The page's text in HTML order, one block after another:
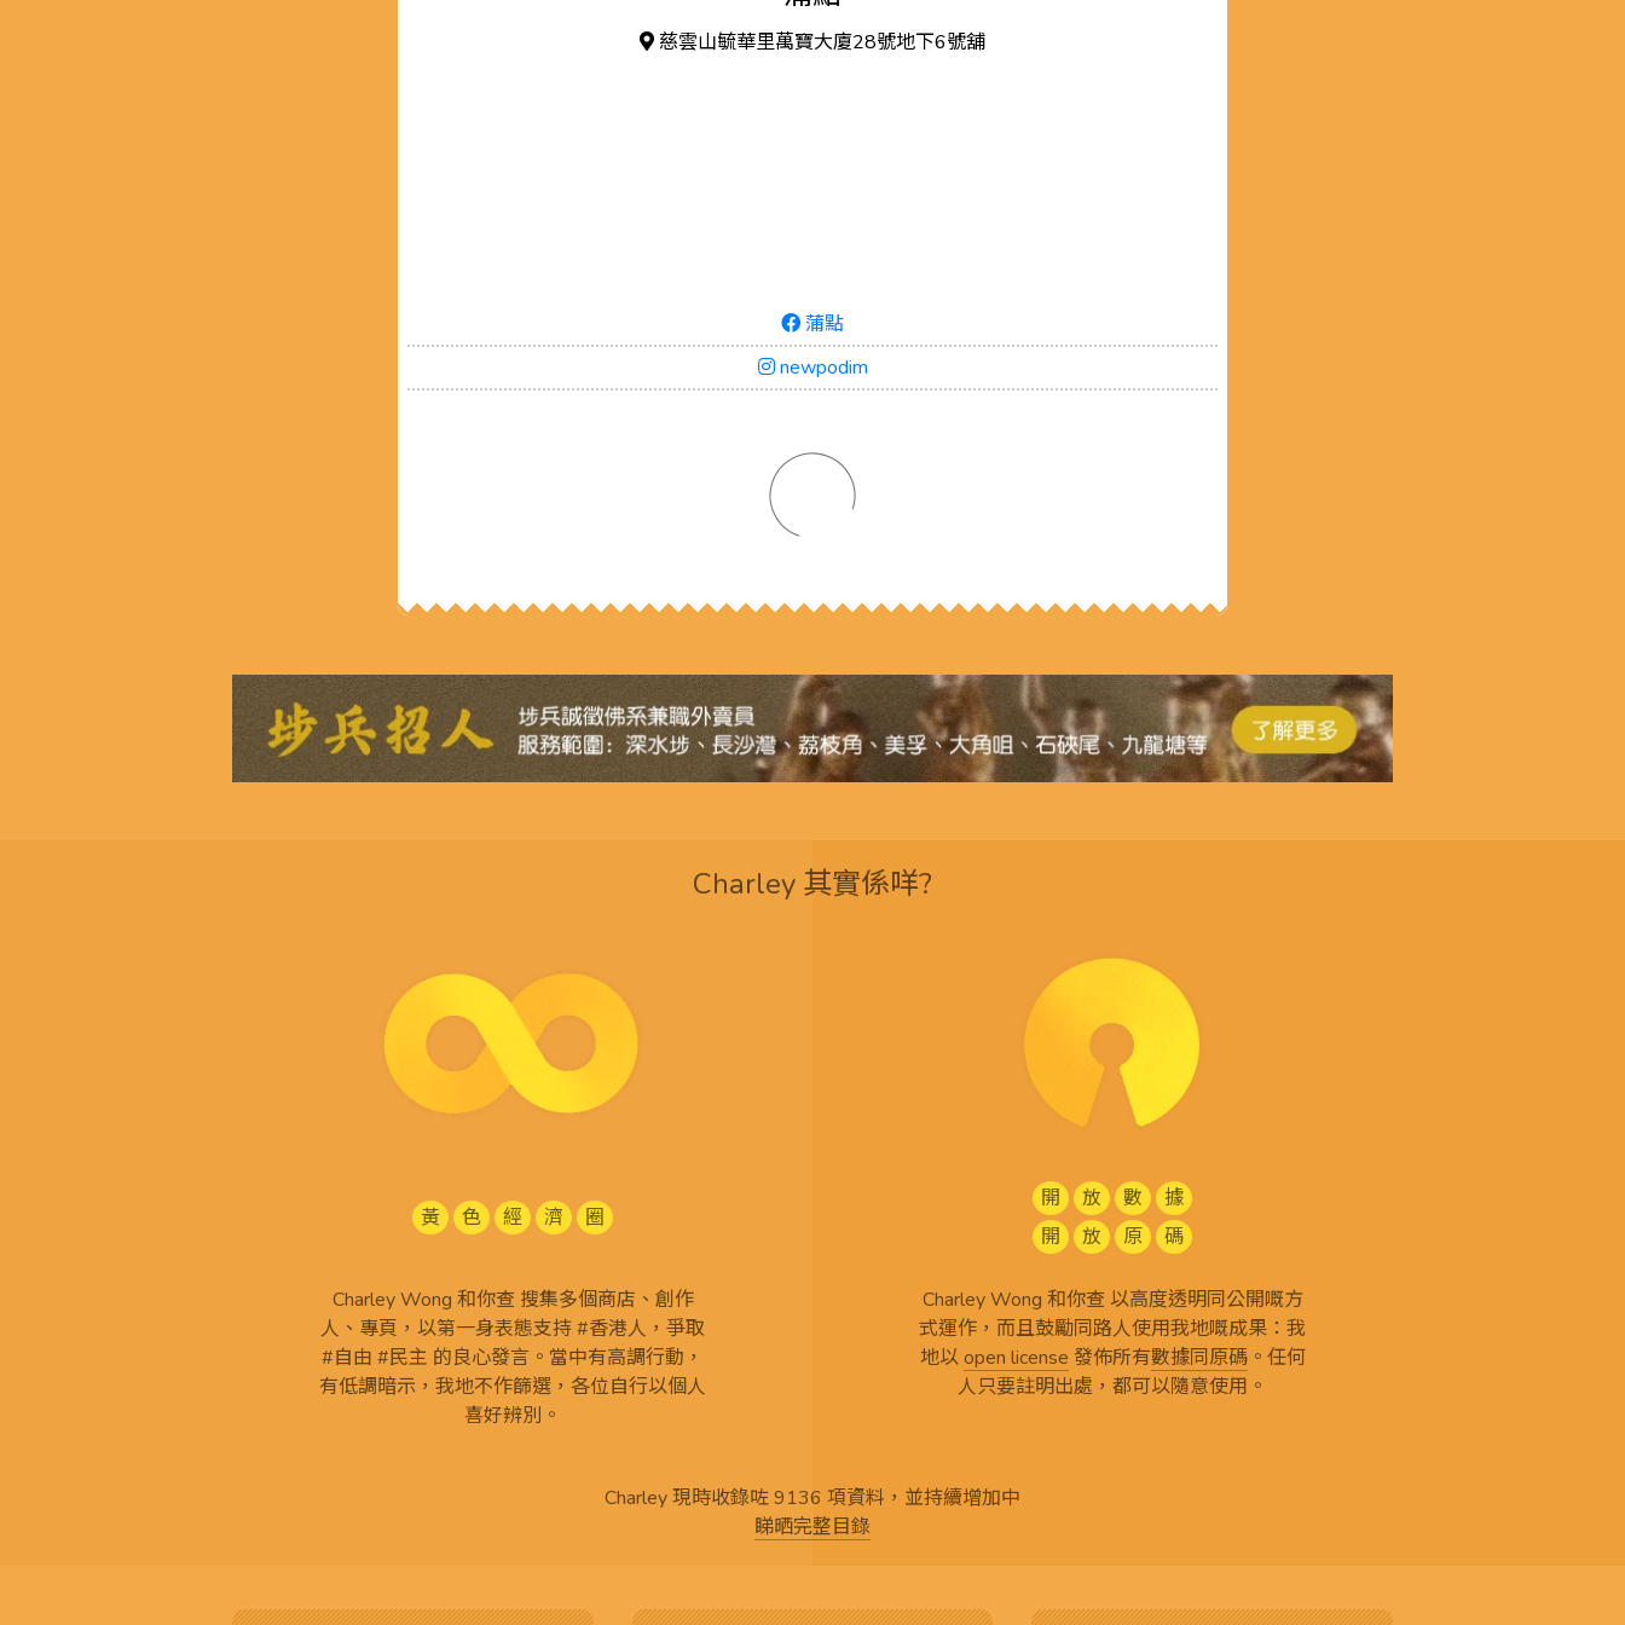
慈雲山毓華里萬寶大廈28號地下6號舖
蒲點
newpodim
Charley 其實係咩?
黃 色 經 濟 圈
Charley Wong 和你查 搜集多個商店、創作
人、專頁，以第一身表態支持 #香港人，爭取
#自由 #民主 的良心發言。當中有高調行動，
有低調暗示，我地不作篩選，各位自行以個人
喜好辨別。
開 放 數
據
開
放 原 碼
Charley Wong 和你查 以高度透明同公開嘅方
式運作，而且鼓勵同路人使用我地嘅成果：我
地以open license 發佈所有數據同原碼。任何
人只要註明出處，都可以隨意使用。
Charley 現時收錄咗 9136 項資料，並持續增加中
睇晒完整目錄